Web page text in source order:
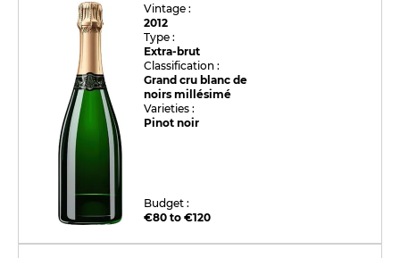
Vintage :
2012
Type :
Extra-brut
Classification :
Grand cru blanc de
noirs millésimé
Varieties :
Pinot noir
Budget :
€80 to €120